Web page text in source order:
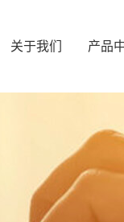
关于我们
人才招聘
联系我们
产品
浴室
阳台系